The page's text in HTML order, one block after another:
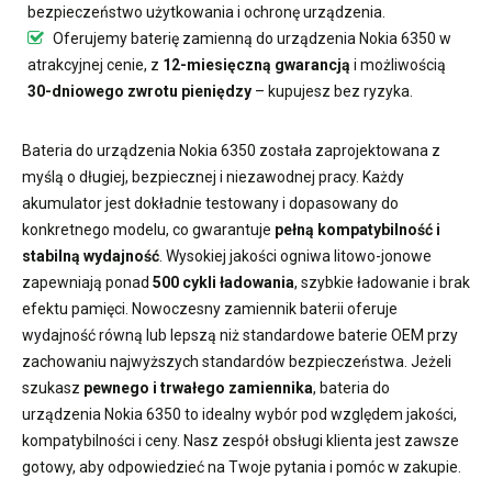
bezpieczeństwo użytkowania i ochronę urządzenia.
Oferujemybaterię zamienną do urządzenia Nokia 6350 w
atrakcyjnej cenie, z 12-miesięczną gwarancją i możliwością
30-dniowego zwrotu pieniędzy – kupujesz bez ryzyka.
Bateria do urządzenia Nokia 6350 została zaprojektowana z
myślą o długiej, bezpiecznej i niezawodnej pracy. Każdy
akumulator jest dokładnie testowany i dopasowany do
konkretnego modelu, co gwarantuje pełną kompatybilność i
stabilną wydajność . Wysokiej jakości ogniwa litowo-jonowe
zapewniają ponad 500 cykli ładowania, szybkie ładowanie i brak
efektu pamięci. Nowoczesny zamiennik baterii oferuje
wydajność równą lub lepszą niż standardowe baterie OEM przy
zachowaniu najwyższych standardów bezpieczeństwa. Jeżeli
szukasz pewnego i trwałego zamiennika, bateria do
urządzenia Nokia 6350 to idealny wybór pod względem jakości,
kompatybilności i ceny. Nasz zespół obsługi klienta jest zawsze
gotowy, aby odpowiedzieć na Twoje pytania i pomóc w zakupie.